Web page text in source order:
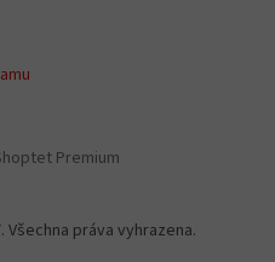
Premium
. Všechna práva vyhrazena.